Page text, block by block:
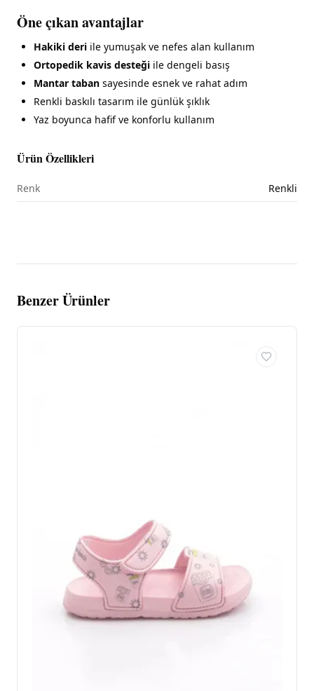
Öne çıkan avantajlar
Hakiki deri ile yumuşak ve nefes alan kullanım
Ortopedik kavis desteği ile dengeli basış
Mantar taban sayesinde esnek ve rahat adım
Renkli baskılı tasarım ile günlük şıklık
Yaz boyunca hafif ve konforlu kullanım
Ürün Özellikleri
Renk Renkli
Benzer Ürünler